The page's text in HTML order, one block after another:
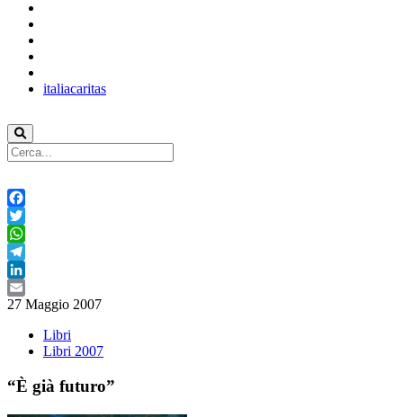
italiacaritas
Facebook
Twitter
WhatsApp
Telegram
LinkedIn
Email
27 Maggio 2007
Libri
Libri 2007
“È già futuro”